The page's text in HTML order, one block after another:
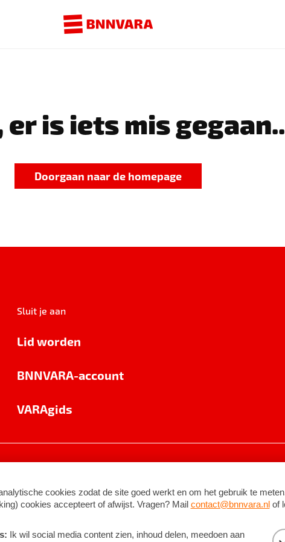
er is iets mis gegaan..
Doorgaan naar de homepage
Sluit je aan
Lid worden
BNNVARA-account
VARAgids
©2026BNNVARA